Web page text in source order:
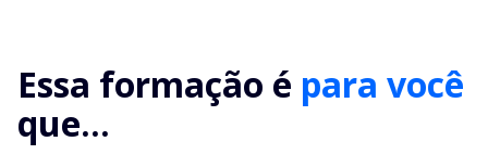
Essa formação é para você
que...